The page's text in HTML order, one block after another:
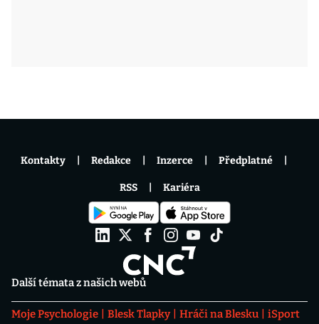
Další témata z našich webů
Moje Psychologie Blesk Tlapky Hráči na Blesku
iSport
Kontakty Redakce Inzerce Předplatné
RSS Kariéra